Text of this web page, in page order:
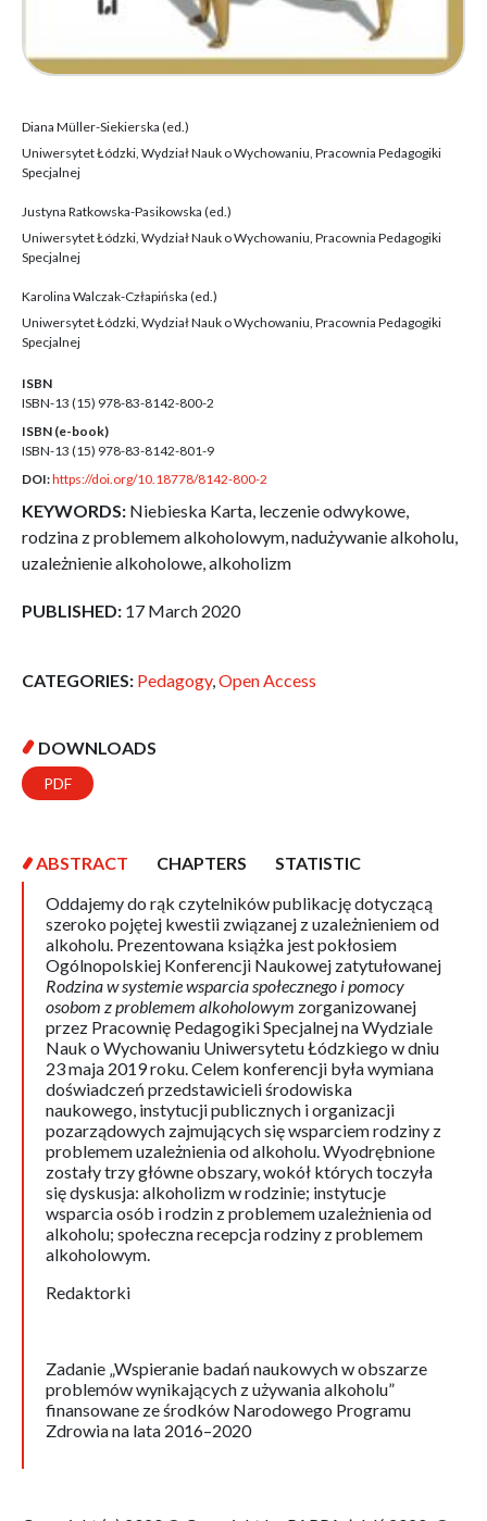
Diana Müller-Siekierska (ed.)
Uniwersytet Łódzki, Wydział Nauk o Wychowaniu, Pracownia Pedagogiki
Specjalnej
Justyna Ratkowska-Pasikowska (ed.)
Uniwersytet Łódzki, Wydział Nauk o Wychowaniu, Pracownia Pedagogiki
Specjalnej
Karolina Walczak-Człapińska (ed.)
Uniwersytet Łódzki, Wydział Nauk o Wychowaniu, Pracownia Pedagogiki
Specjalnej
ISBN
ISBN-13 (15) 978-83-8142-800-2
ISBN (e-book)
ISBN-13 (15) 978-83-8142-801-9
DOI:https://doi.org/10.18778/8142-800-2
KEYWORDS: Niebieska Karta, leczenie odwykowe,
rodzina z problemem alkoholowym, nadużywanie alkoholu,
uzależnienie alkoholowe, alkoholizm
PUBLISHED: 17 March 2020
CATEGORIES: Pedagogy,Open Access
DOWNLOADS
PDF
ABSTRACT CHAPTERS
STATISTIC
Oddajemy do rąk czytelników publikację dotyczącą
szeroko pojętej kwestii związanej z uzależnieniem od
alkoholu. Prezentowana książka jest pokłosiem
Ogólnopolskiej Konferencji Naukowej zatytułowanej
Rodzina w systemie wsparcia społecznego i pomocy
osobom z problemem alkoholowym zorganizowanej
przez Pracownię Pedagogiki Specjalnej na Wydziale
Nauk o Wychowaniu Uniwersytetu Łódzkiego w dniu
23 maja 2019 roku. Celem konferencji była wymiana
doświadczeń przedstawicieli środowiska
naukowego, instytucji publicznych i organizacji
pozarządowych zajmujących się wsparciem rodziny z
problemem uzależnienia od alkoholu. Wyodrębnione
zostały trzy główne obszary, wokół których toczyła
się dyskusja: alkoholizm w rodzinie; instytucje
wsparcia osób i rodzin z problemem uzależnienia od
alkoholu; społeczna recepcja rodziny z problemem
alkoholowym.
Redaktorki
Zadanie „Wspieranie badań naukowych w obszarze
problemów wynikających z używania alkoholu”
finansowane ze środków Narodowego Programu
Zdrowia na lata 2016–2020